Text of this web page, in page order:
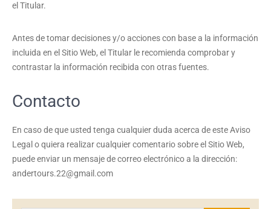
el Titular.
Antes de tomar decisiones y/o acciones con base a la información
incluida en el Sitio Web, el Titular le recomienda comprobar y
contrastar la información recibida con otras fuentes.
Contacto
En caso de que usted tenga cualquier duda acerca de este Aviso
Legal o quiera realizar cualquier comentario sobre el Sitio Web,
puede enviar un mensaje de correo electrónico a la dirección:
andertours.22@gmail.com